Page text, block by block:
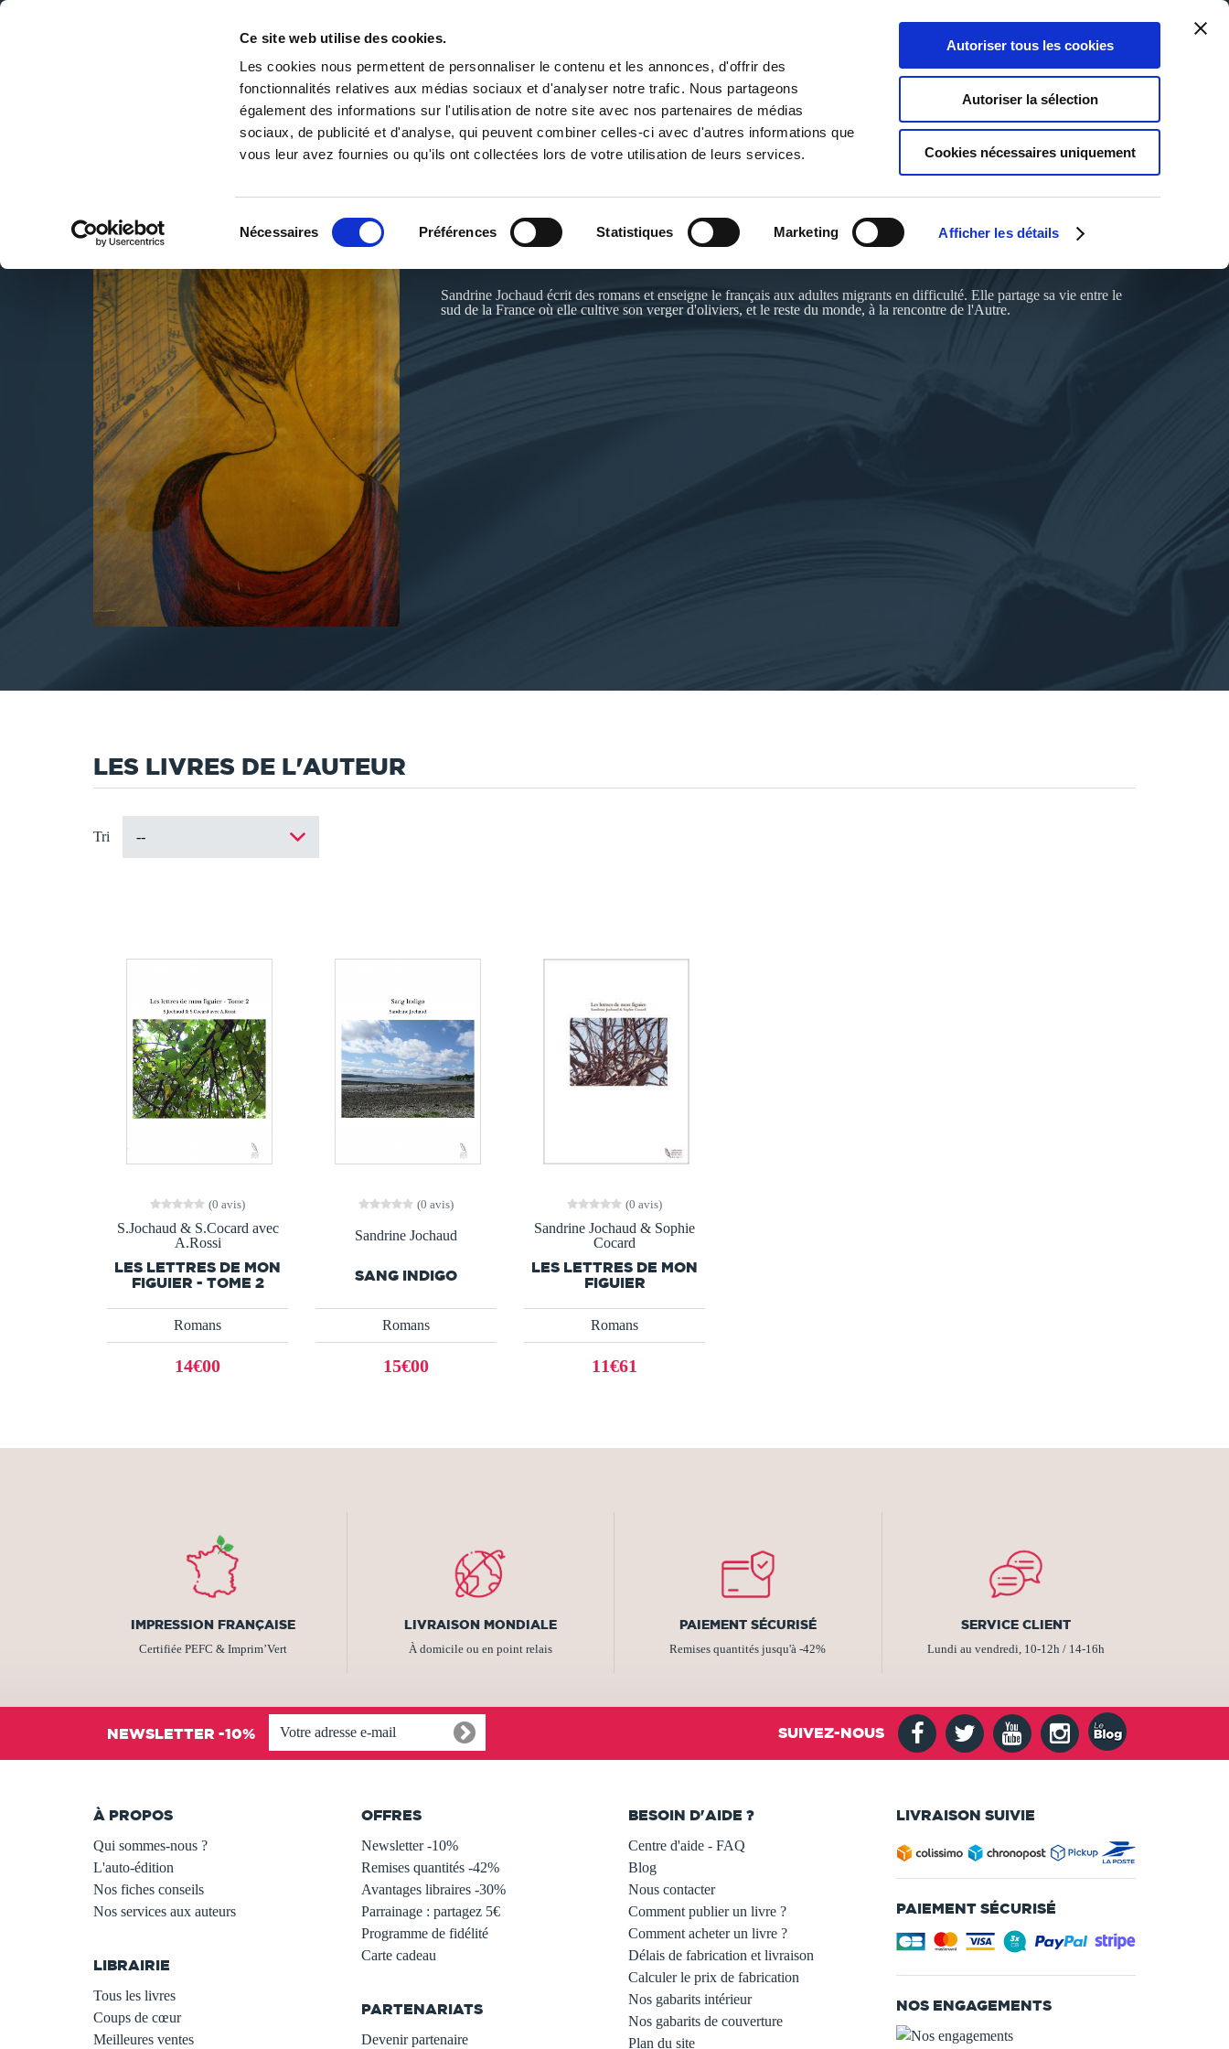
Ce site web utilise des cookies.
Les cookies nous permettent de personnaliser le contenu et les annonces, d'offrir des
fonctionnalités relatives aux médias sociaux et d'analyser notre trafic. Nous partageons
également des informations sur l'utilisation de notre site avec nos partenaires de médias
sociaux, de publicité et d'analyse, qui peuvent combiner celles-ci avec d'autres informations que
vous leur avez fournies ou qu'ils ont collectées lors de votre utilisation de leurs services.
Nécessaires Préférences Statistiques Marketing Afficher les détails
Autoriser tous les cookies
Autoriser la sélection
Cookies nécessaires uniquement
DE LA PAGE BLANCHE... AU BEST SELLER
0
Panier
0
Ma liste
Connexion
PUBLIER UN LIVRE LIBRAIRIE
S.Jochaud & S.Cocard avec A.Rossi
S.JOCHAUD & S.COCARD AVEC A.ROSSI
Sandrine Jochaud écrit des romans et enseigne le français aux adultes migrants en difficulté. Elle partage sa vie entre le
sud de la France où elle cultive son verger d'oliviers, et le reste du monde, à la rencontre de l'Autre.
LES LIVRES DE L'AUTEUR
Tri
(0 avis)
S.Jochaud & S.Cocard avec
A.Rossi
LES LETTRES DE MON
FIGUIER - TOME 2
Romans
14€00
(0 avis)
Sandrine Jochaud
SANG INDIGO
Romans
15€00
(0 avis)
Sandrine Jochaud & Sophie
Cocard
LES LETTRES DE MON
FIGUIER
Romans
11€61
IMPRESSION FRANÇAISE
Certifiée PEFC & Imprim’Vert
LIVRAISON MONDIALE
À domicile ou en point relais
PAIEMENT SÉCURISÉ
Remises quantités jusqu'à -42%
SERVICE CLIENT
Lundi au vendredi, 10-12h / 14-16h
NEWSLETTER -10% SUIVEZ-NOUS
À PROPOS
Qui sommes-nous ?
L'auto-édition
Nos fiches conseils
Nos services aux auteurs
LIBRAIRIE
Tous les livres
Coups de cœur
Meilleures ventes
OFFRES
Newsletter -10%
Remises quantités -42%
Avantages libraires -30%
Parrainage : partagez 5€
Programme de fidélité
Carte cadeau
PARTENARIATS
Devenir partenaire
BESOIN D'AIDE ?
Centre d'aide - FAQ
Blog
Nous contacter
Comment publier un livre ?
Comment acheter un livre ?
Délais de fabrication et livraison
Calculer le prix de fabrication
Nos gabarits intérieur
Nos gabarits de couverture
Plan du site
LIVRAISON SUIVIE
PAIEMENT SÉCURISÉ
NOS ENGAGEMENTS